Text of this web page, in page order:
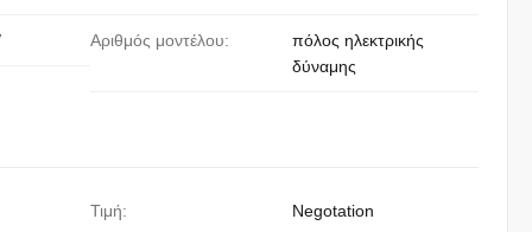
Αριθμός μοντέλου:
πόλος ηλεκτρικής
δύναμης
Τιμή: Negotation